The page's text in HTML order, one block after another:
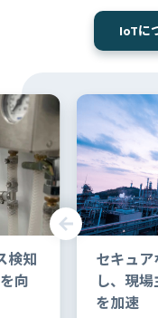
IoTに
検知
向
セキュ
し、現
を加速